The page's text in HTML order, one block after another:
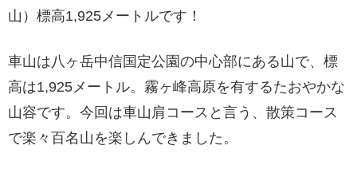
山）標高1,925メートルです！
車山は八ヶ岳中信国定公園の中心部にある山で、標
高は1,925メートル。霧ヶ峰高原を有するたおやかな
山容です。今回は車山肩コースと言う、散策コース
で楽々百名山を楽しんできました。